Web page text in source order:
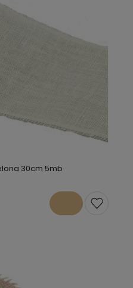
30cm 5mb